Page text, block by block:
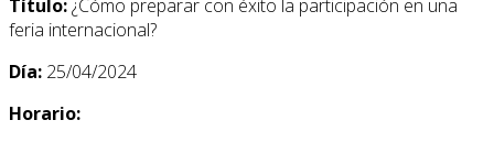
Título:¿Cómo preparar con éxito la participación en una
feria internacional?
Día: 25/04/2024
Horario: